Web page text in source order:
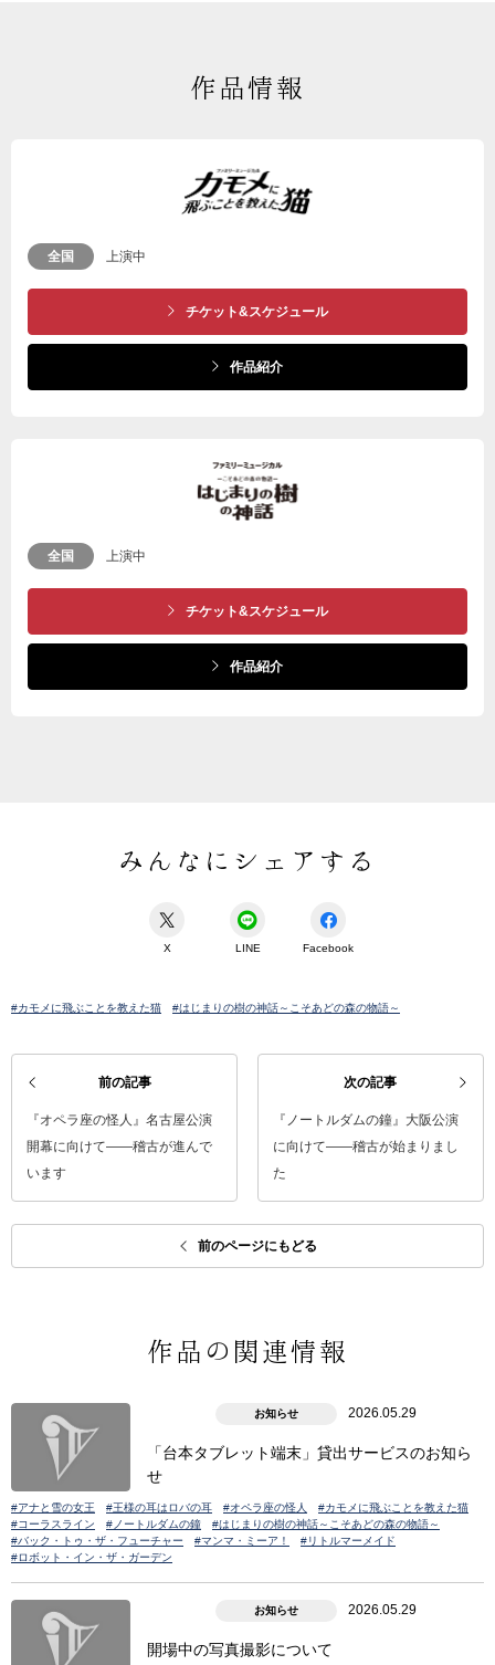
作品情報
全国 上演中
チケット&スケジュール
作品紹介
全国 上演中
チケット&スケジュール
作品紹介
みんなにシェアする
X LINE Facebook
#カモメに飛ぶことを教えた猫 #はじまりの樹の神話～こそあどの森の物語～
前の記事
『オペラ座の怪人』名古屋公演
開幕に向けて――稽古が進んで
います
次の記事
『ノートルダムの鐘』大阪公演
に向けて――稽古が始まりまし
た
前のページにもどる
作品の関連情報
お知らせ 2026.05.29
「台本タブレット端末」貸出サービスのお知ら
せ
#アナと雪の女王 #王様の耳はロバの耳 #オペラ座の怪人
#カモメに飛ぶことを教えた猫
#コーラスライン
#ノートルダムの鐘
#はじまりの樹の神話～こそあどの森の物語～
#バック・トゥ・ザ・フューチャー
#マンマ・ミーア！
#リトルマーメイド
#ロボット・イン・ザ・ガーデン
お知らせ 2026.05.29
開場中の写真撮影について